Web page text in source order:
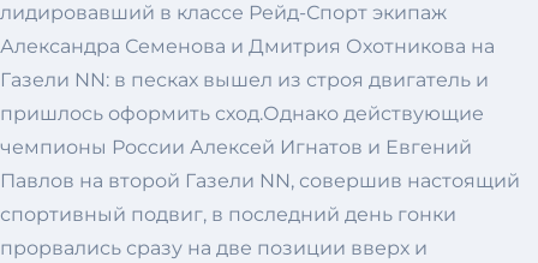
лидировавший в классе Рейд-Спорт экипаж
Александра Семенова и Дмитрия Охотникова на
Газели NN: в песках вышел из строя двигатель и
пришлось оформить сход.Однако действующие
чемпионы России Алексей Игнатов и Евгений
Павлов на второй Газели NN, совершив настоящий
спортивный подвиг, в последний день гонки
прорвались сразу на две позиции вверх и